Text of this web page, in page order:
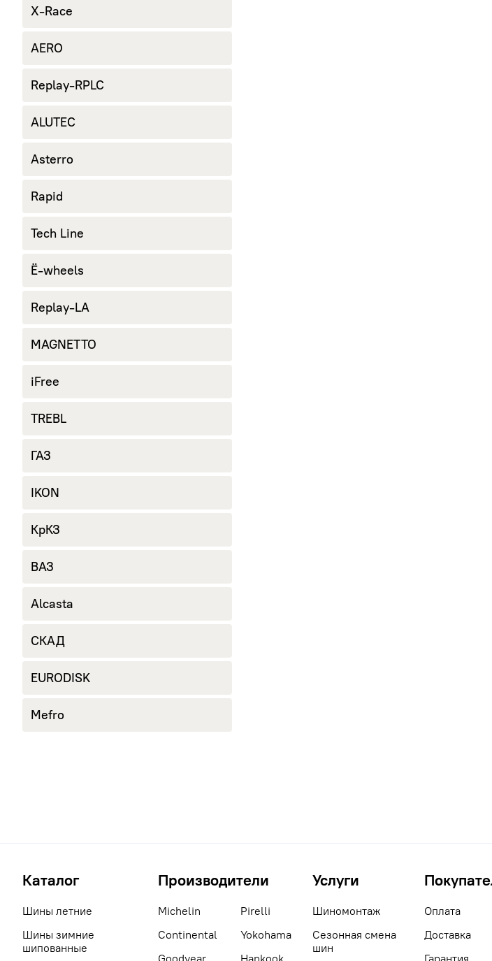
X-Race
AERO
Replay-RPLC
ALUTEC
Asterro
Rapid
Tech Line
Ё-wheels
Replay-LA
MAGNETTO
iFree
TREBL
ГАЗ
IKON
КрКЗ
ВАЗ
Alcasta
СКАД
EURODISK
Mefro
Каталог
Шины летние
Шины зимние
шипованные
Производители
Michelin
Continental
Pirelli
Yokohama
Услуги
Шиномонтаж
Сезонная смена
шин
Оплата
Доставка